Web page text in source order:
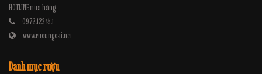
HOTLINE mua hàng
0972.12345.1
www.ruoungoai.net
Danh mục rượu